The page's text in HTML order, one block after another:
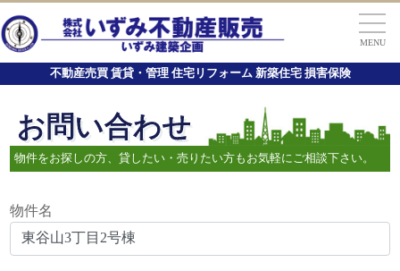
MENU
不動産売買 賃貸・管理 住宅リフォーム 新築住宅 損害保険
お問い合わせ
物件をお探しの方、貸したい・売りたい方もお気軽にご相談下さい。
物件名